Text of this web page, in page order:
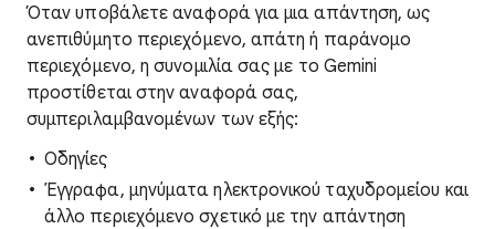
Όταν υποβάλετε αναφορά για μια απάντηση, ως
ανεπιθύμητο περιεχόμενο, απάτη ή παράνομο
περιεχόμενο, η συνομιλία σας με το Gemini
προστίθεται στην αναφορά σας,
συμπεριλαμβανομένων των εξής:
Οδηγίες
Έγγραφα, μηνύματα ηλεκτρονικού ταχυδρομείου και
άλλο περιεχόμενο σχετικό με την απάντηση